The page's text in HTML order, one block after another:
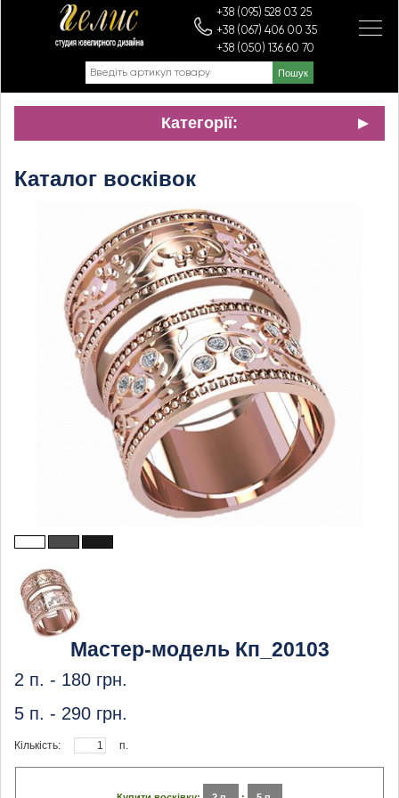
+38 (095) 528 03 25
+38 (067) 406 00 35
+38 (050) 136 60 70
Категорії:
Каталог восківок
Мастер-модель Кп_20103
2 п. - 180 грн.
5 п. - 290 грн.
Кількість: п.